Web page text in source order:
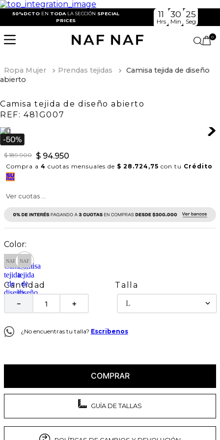
50%DCTO EN TODA LA SECCIÓN SPECIAL
PRICES
11
Hrs
30
Min
25
Seg
0
Ropa Mujer Prendas tejidas
Camisa tejida de diseño
abierto
Camisa tejida de diseño abierto
REF: 481G007
$ 189.900 $ 94.950
Compra a 4 cuotas mensuales de $ 28.724,75 con tu Crédito
Ver cuotas ...
Cantidad
＋
－
Talla
L
¿No encuentras tu talla? Escribenos
COMPRAR
GUÍA DE TALLAS